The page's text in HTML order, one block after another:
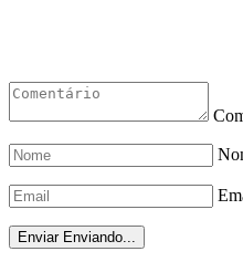
Enviar Enviando...